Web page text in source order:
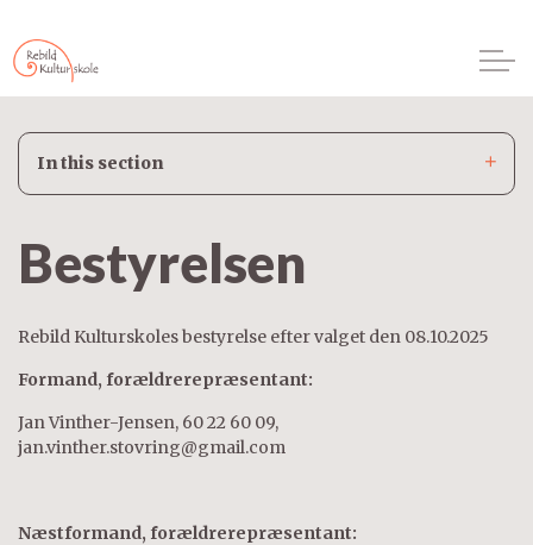
In this section
Bestyrelsen
Rebild Kulturskoles bestyrelse efter valget den 08.10.2025
Formand, forældrerepræsentant:
Jan Vinther-Jensen, 60 22 60 09,
jan.vinther.stovring@gmail.com
Næstformand, forældrerepræsentant: